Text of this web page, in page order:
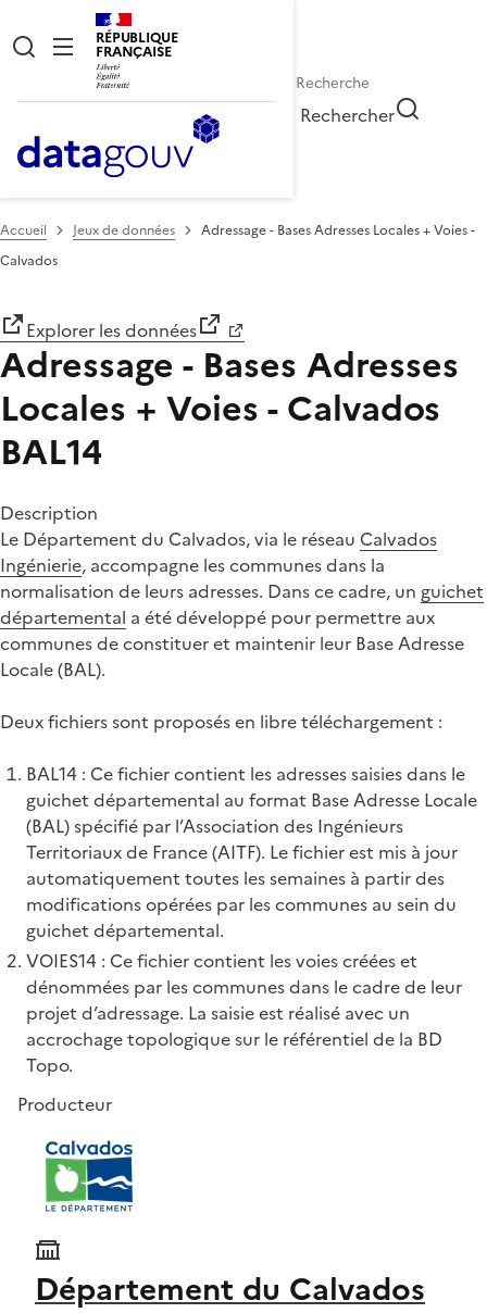
RÉPUBLIQUE
FRANÇAISE
Rechercher
Accueil Jeux de données
Adressage - Bases Adresses Locales + Voies -
Calvados
Explorer les données
Adressage - Bases Adresses
Locales + Voies - Calvados
BAL14
Description
Le Département du Calvados, via le réseau Calvados
Ingénierie, accompagne les communes dans la
normalisation de leurs adresses. Dans ce cadre, un guichet
départemental a été développé pour permettre aux
communes de constituer et maintenir leur Base Adresse
Locale (BAL).
Deux fichiers sont proposés en libre téléchargement :
BAL14 : Ce fichier contient les adresses saisies dans le
guichet départemental au format Base Adresse Locale
(BAL) spécifié par l’Association des Ingénieurs
Territoriaux de France (AITF). Le fichier est mis à jour
automatiquement toutes les semaines à partir des
modifications opérées par les communes au sein du
guichet départemental.
VOIES14 : Ce fichier contient les voies créées et
dénommées par les communes dans le cadre de leur
projet d’adressage. La saisie est réalisé avec un
accrochage topologique sur le référentiel de la BD
Topo.
Producteur
Département du Calvados